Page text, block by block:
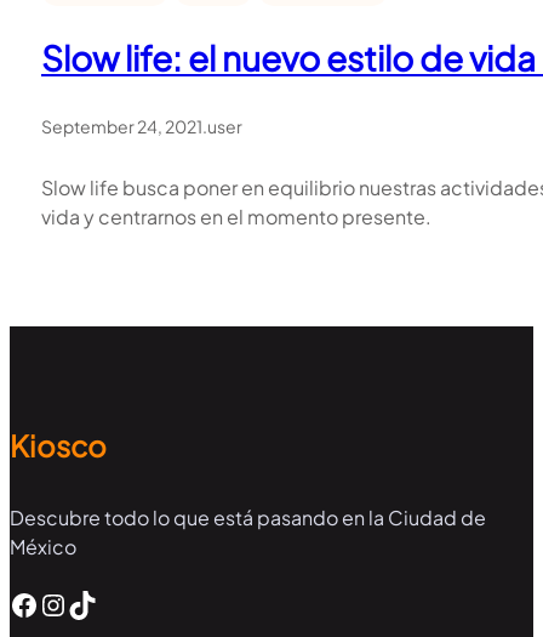
Slow life: el nuevo estilo de
September 24, 2021 user
Slow life busca poner en equilibrio nuestras
vida y centrarnos en el momento presente.
Kiosco
Descubre todo lo que está pasando en la Ciudad de
México
Facebook InstagramTikTok